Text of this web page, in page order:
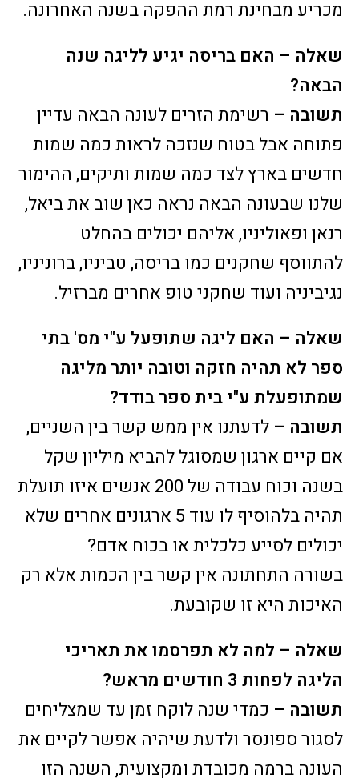
מכריע מבחינת רמת ההפקה בשנה האחרונה.
שאלה – האם בריסה יגיע לליגה שנה
הבאה?
תשובה – רשימת הזרים לעונה הבאה עדיין
פתוחה אבל בטוח שנזכה לראות כמה שמות
חדשים בארץ לצד כמה שמות ותיקים, ההימור
שלנו שבעונה הבאה נראה כאן שוב את ביאל,
רנאן ופאוליניו, אליהם יכולים בהחלט
להתווסף שחקנים כמו בריסה, טביניו, ברוניניו,
נגיביניה ועוד שחקני טופ אחרים מברזיל.
שאלה – האם ליגה שתופעל ע"י מס' בתי
ספר לא תהיה חזקה וטובה יותר מליגה
שמתופעלת ע"י בית ספר בודד?
תשובה – לדעתנו אין ממש קשר בין השניים,
אם קיים ארגון שמסוגל להביא מיליון שקל
בשנה וכוח עבודה של 200 אנשים איזו תועלת
תהיה בלהוסיף לו עוד 5 ארגונים אחרים שלא
יכולים לסייע כלכלית או בכוח אדם?
בשורה התחתונה אין קשר בין הכמות אלא רק
האיכות היא זו שקובעת.
שאלה – למה לא תפרסמו את תאריכי
הליגה לפחות 3 חודשים מראש?
תשובה – כמדי שנה לוקח זמן עד שמצליחים
לסגור ספונסר ולדעת שיהיה אפשר לקיים את
העונה ברמה מכובדת ומקצועית, השנה הזו